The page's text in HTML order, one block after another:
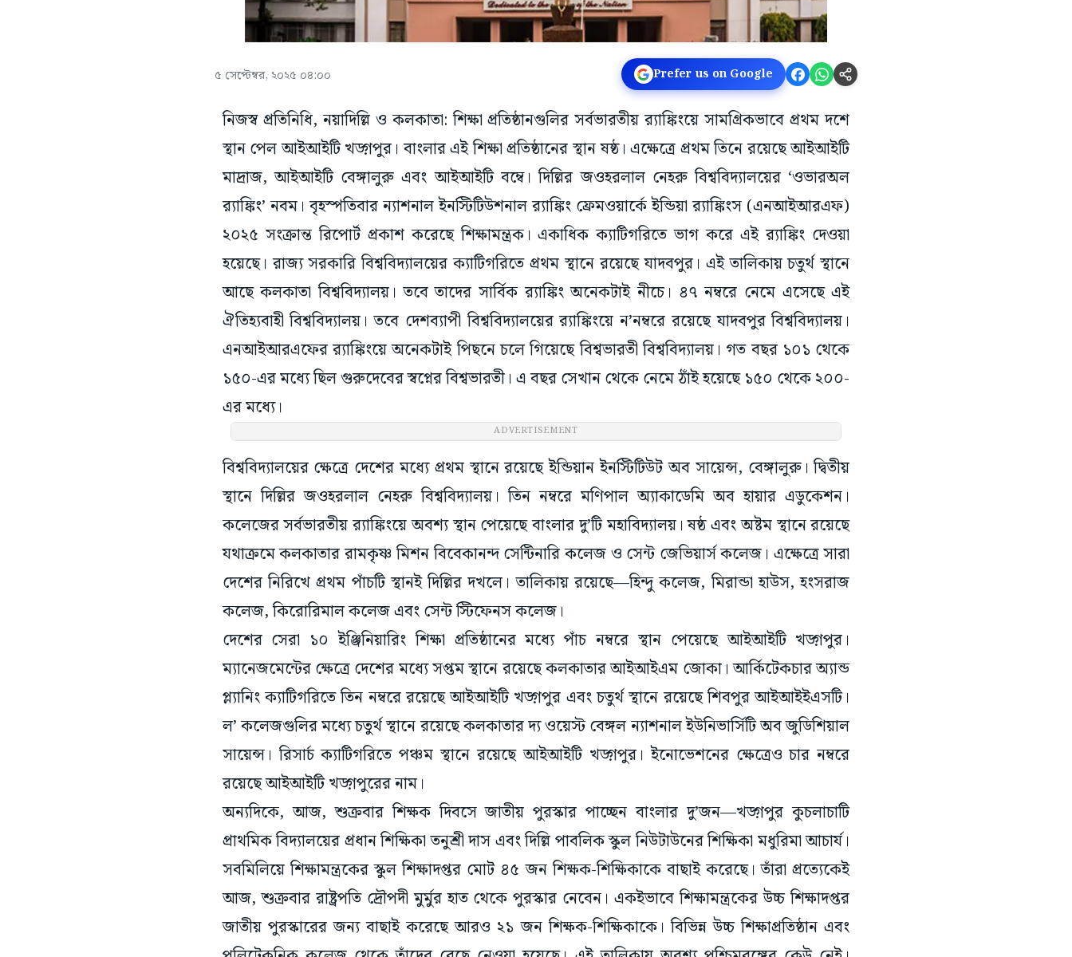
৫ সেপ্টেম্বর, ২০২৫ ০৪:০০ Prefer us on Google
নিজস্ব প্রতিনিধি, নয়াদিল্লি ও কলকাতা: শিক্ষা প্রতিষ্ঠানগুলির সর্বভারতীয় র‌্যাঙ্কিংয়ে সামগ্রিকভাবে প্রথম দশে
স্থান পেল আইআইটি খড়্গপুর। বাংলার এই শিক্ষা প্রতিষ্ঠানের স্থান ষষ্ঠ। এক্ষেত্রে প্রথম তিনে রয়েছে আইআইটি
মাদ্রাজ, আইআইটি বেঙ্গালুরু এবং আইআইটি বম্বে। দিল্লির জওহরলাল নেহরু বিশ্ববিদ্যালয়ের ‘ওভারঅল
র‌্যাঙ্কিং’ নবম। বৃহস্পতিবার ন্যাশনাল ইনস্টিটিউশনাল র‌্যাঙ্কিং ফ্রেমওয়ার্কে ইন্ডিয়া র‌্যাঙ্কিংস (এনআইআরএফ)
২০২৫ সংক্রান্ত রিপোর্ট প্রকাশ করেছে শিক্ষামন্ত্রক। একাধিক ক্যাটিগরিতে ভাগ করে এই র‌্যাঙ্কিং দেওয়া
হয়েছে। রাজ্য সরকারি বিশ্ববিদ্যালয়ের ক্যাটিগরিতে প্রথম স্থানে রয়েছে যাদবপুর। এই তালিকায় চতুর্থ স্থানে
আছে কলকাতা বিশ্ববিদ্যালয়। তবে তাদের সার্বিক র‌্যাঙ্কিং অনেকটাই নীচে। ৪৭ নম্বরে নেমে এসেছে এই
ঐতিহ্যবাহী বিশ্ববিদ্যালয়। তবে দেশব্যাপী বিশ্ববিদ্যালয়ের র‌্যাঙ্কিংয়ে ন’নম্বরে রয়েছে যাদবপুর বিশ্ববিদ্যালয়।
এনআইআরএফের র‍্যাঙ্কিংয়ে অনেকটাই পিছনে চলে গিয়েছে বিশ্বভারতী বিশ্ববিদ্যালয়। গত বছর ১০১ থেকে
১৫০-এর মধ্যে ছিল গুরুদেবের স্বপ্নের বিশ্বভারতী। এ বছর সেখান থেকে নেমে ঠাঁই হয়েছে ১৫০ থেকে ২০০-
এর মধ্যে।
ADVERTISEMENT
বিশ্ববিদ্যালয়ের ক্ষেত্রে দেশের মধ্যে প্রথম স্থানে রয়েছে ইন্ডিয়ান ইনস্টিটিউট অব সায়েন্স, বেঙ্গালুরু। দ্বিতীয়
স্থানে দিল্লির জওহরলাল নেহরু বিশ্ববিদ্যালয়। তিন নম্বরে মণিপাল অ্যাকাডেমি অব হায়ার এডুকেশন।
কলেজের সর্বভারতীয় র‌্যাঙ্কিংয়ে অবশ্য স্থান পেয়েছে বাংলার দু’টি মহাবিদ্যালয়। ষষ্ঠ এবং অষ্টম স্থানে রয়েছে
যথাক্রমে কলকাতার রামকৃষ্ণ মিশন বিবেকানন্দ সেন্টিনারি কলেজ ও সেন্ট জেভিয়ার্স কলেজ। এক্ষেত্রে সারা
দেশের নিরিখে প্রথম পাঁচটি স্থানই দিল্লির দখলে। তালিকায় রয়েছে—হিন্দু কলেজ, মিরান্ডা হাউস, হংসরাজ
কলেজ, কিরোরিমাল কলেজ এবং সেন্ট স্টিফেনস কলেজ।
দেশের সেরা ১০ ইঞ্জিনিয়ারিং শিক্ষা প্রতিষ্ঠানের মধ্যে পাঁচ নম্বরে স্থান পেয়েছে আইআইটি খড়্গপুর।
ম্যানেজমেন্টের ক্ষেত্রে দেশের মধ্যে সপ্তম স্থানে রয়েছে কলকাতার আইআইএম জোকা। আর্কিটেকচার অ্যান্ড
প্ল্যানিং ক্যাটিগরিতে তিন নম্বরে রয়েছে আইআইটি খড়্গপুর এবং চতুর্থ স্থানে রয়েছে শিবপুর আইআইইএসটি।
ল’ কলেজগুলির মধ্যে চতুর্থ স্থানে রয়েছে কলকাতার দ্য ওয়েস্ট বেঙ্গল ন্যাশনাল ইউনিভার্সিটি অব জুডিশিয়াল
সায়েন্স। রিসার্চ ক্যাটিগরিতে পঞ্চম স্থানে রয়েছে আইআইটি খড়্গপুর। ইনোভেশনের ক্ষেত্রেও চার নম্বরে
রয়েছে আইআইটি খড়্গপুরের নাম।
অন্যদিকে, আজ, শুক্রবার শিক্ষক দিবসে জাতীয় পুরস্কার পাচ্ছেন বাংলার দু’জন—খড়্গপুর কুচলাচাটি
প্রাথমিক বিদ্যালয়ের প্রধান শিক্ষিকা তনুশ্রী দাস এবং দিল্লি পাবলিক স্কুল নিউটাউনের শিক্ষিকা মধুরিমা আচার্য।
সবমিলিয়ে শিক্ষামন্ত্রকের স্কুল শিক্ষাদপ্তর মোট ৪৫ জন শিক্ষক-শিক্ষিকাকে বাছাই করেছে। তাঁরা প্রত্যেকেই
আজ, শুক্রবার রাষ্ট্রপতি দ্রৌপদী মুর্মুর হাত থেকে পুরস্কার নেবেন। একইভাবে শিক্ষামন্ত্রকের উচ্চ শিক্ষাদপ্তর
জাতীয় পুরস্কারের জন্য বাছাই করেছে আরও ২১ জন শিক্ষক-শিক্ষিকাকে। বিভিন্ন উচ্চ শিক্ষাপ্রতিষ্ঠান এবং